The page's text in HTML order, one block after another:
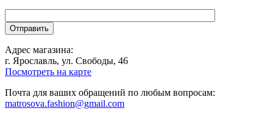
Адрес магазина:
г. Ярославль, ул. Свободы, 46
Посмотреть на карте
Почта для ваших обращений по любым вопросам:
matrosova.fashion@gmail.com